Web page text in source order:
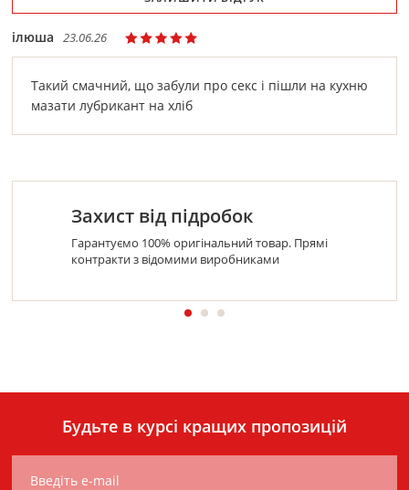
Такий смачний, що забули про секс і пішли на кухню
мазати лубрикант на хліб
ілюша 23.06.26
Захист від підробок
Гарантуємо 100% оригінальний товар. Прямі
контракти з відомими виробниками
Будьте в курсі кращих пропозицій
Введіть e-mail